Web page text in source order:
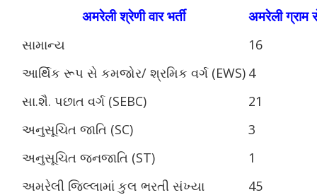
अमरेली श्रेणी वार भर्ती अमरेली ग्राम
સામાન્ય
16
આર્થિક રૂપ સે કમજોર/ શ્રમિક વર્ગ (EWS) 4
સા.શૈ. પછાત વર્ગ (SEBC)
21
અનુસૂચિત જાતિ (SC)
3
અનુસૂચિત જનજાતિ (ST)
1
અમરેલી જિલ્લામાં કુલ ભરતી સંખ્યા
45